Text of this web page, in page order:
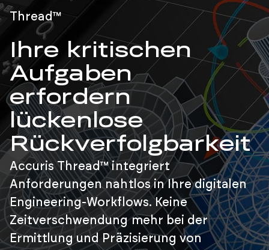
Thread™
Ihre kritischen
Aufgaben
erfordern
lückenlose
Rückverfolgbarkeit
Accuris Thread™ integriert
Anforderungen nahtlos in Ihre digitalen
Engineering-Workflows. Keine
Zeitverschwendung mehr bei der
Ermittlung und Präzisierung von